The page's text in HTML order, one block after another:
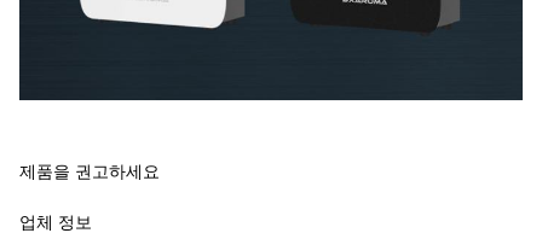
제품을 권고하세요
업체 정보